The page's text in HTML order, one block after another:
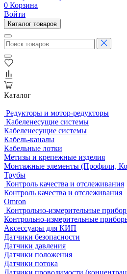
0 Корзина
Войти
Каталог товаров
Каталог
Редукторы и мотор-редукторы
Кабеленесущие системы
Кабеленесущие системы
Кабель-каналы
Кабельные лотки
Метизы и крепежные изделия
Монтажные элементы (Профили,
Трубы
Контроль качества и отслеживания
Контроль качества и отслеживания
Omron
Контрольно-измерительные
Контрольно-измерительные
Аксессуары для КИП
Датчики безопасности
Датчики давления
Датчики положения
Датчики потока
Датчики проводимости